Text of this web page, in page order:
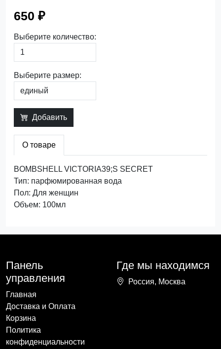
650 ₽
Выберите количество:
Выберите размер:
Добавить
О товаре
BOMBSHELL VICTORIA39;S SECRET
Тип: парфюмированная вода
Пол: Для женщин
Объем: 100мл
Панель
управления
Главная
Доставка и Оплата
Корзина
Политика
конфиденциальности
Где мы находимся
Россия, Москва